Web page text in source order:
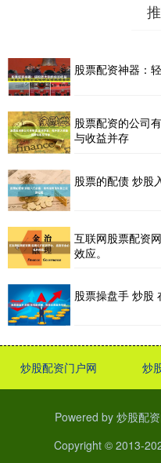
股票配资神器：
股票配资的公司
与收益并存
股票的配债 炒股
互联网股票配资
效应。
股票操盘手 炒股
炒股配资门户网 炒
Powered by 炒股配
Copyright © 2013-